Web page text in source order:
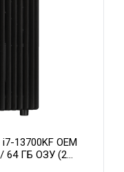
13700KF OEM
64 ГБ ОЗУ (2
16GB GDDR7